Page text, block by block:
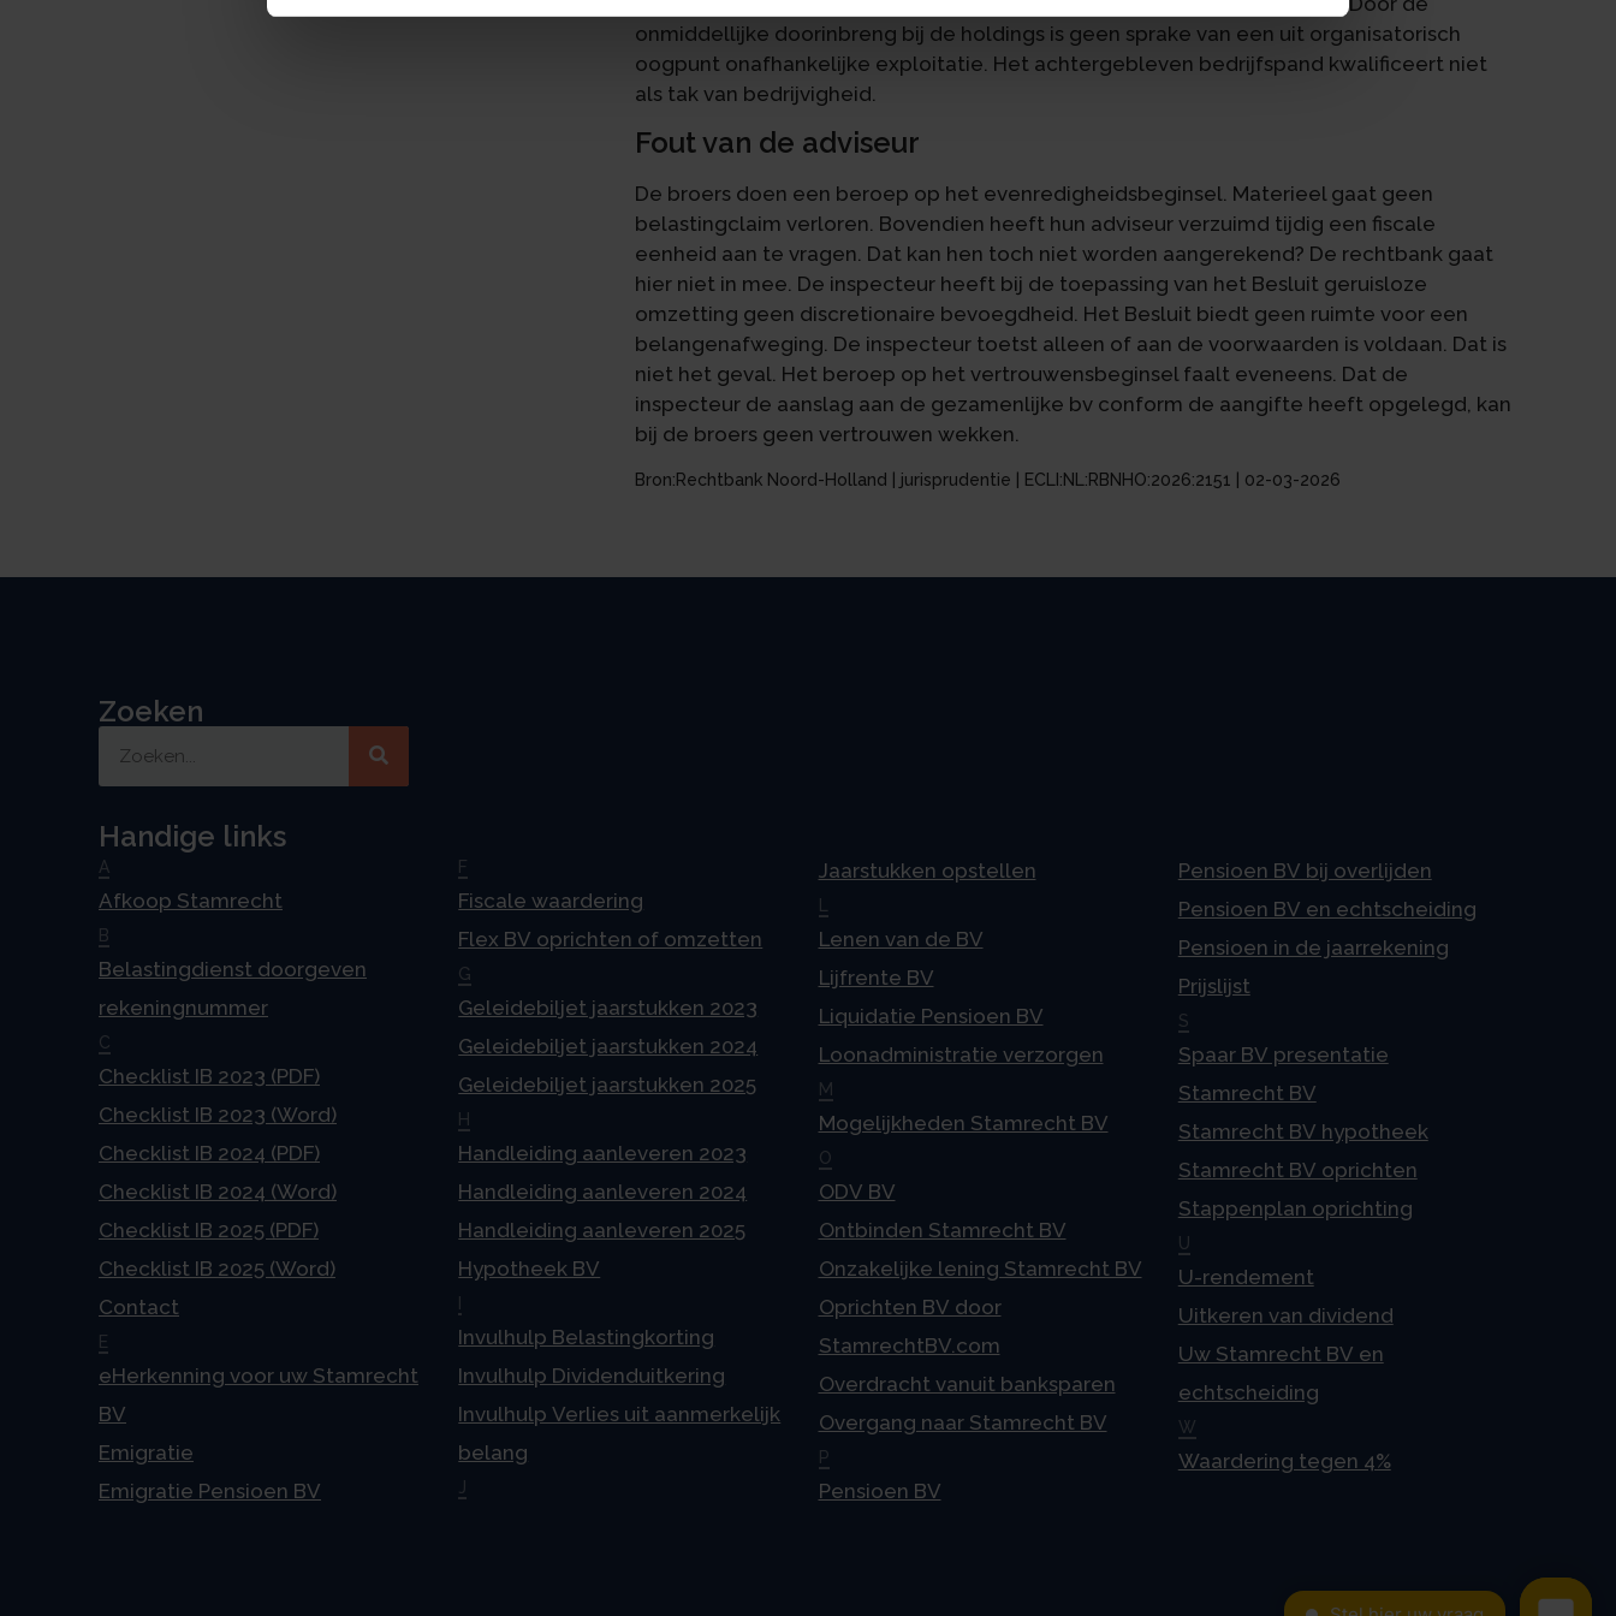
onmiddellijke doorinbreng bij de holdings is geen sprake van een uit organisatorisch
oogpunt onafhankelijke exploitatie. Het achtergebleven bedrijfspand kwalificeert niet
als tak van bedrijvigheid.
Fout van de adviseur
De broers doen een beroep op het evenredigheidsbeginsel. Materieel gaat geen
belastingclaim verloren. Bovendien heeft hun adviseur verzuimd tijdig een fiscale
eenheid aan te vragen. Dat kan hen toch niet worden aangerekend? De rechtbank gaat
hier niet in mee. De inspecteur heeft bij de toepassing van het Besluit geruisloze
omzetting geen discretionaire bevoegdheid. Het Besluit biedt geen ruimte voor een
belangenafweging. De inspecteur toetst alleen of aan de voorwaarden is voldaan. Dat is
niet het geval. Het beroep op het vertrouwensbeginsel faalt eveneens. Dat de
inspecteur de aanslag aan de gezamenlijke bv conform de aangifte heeft opgelegd, kan
bij de broers geen vertrouwen wekken.
Bron:Rechtbank Noord-Holland | jurisprudentie | ECLI:NL:RBNHO:2026:2151 | 02-03-2026
Zoeken
Handige links
A
Afkoop Stamrecht
B
Belastingdienst doorgeven
rekeningnummer
C
Checklist IB 2023 (PDF)
Checklist IB 2023 (Word)
Checklist IB 2024 (PDF)
Checklist IB 2024 (Word)
Checklist IB 2025 (PDF)
Checklist IB 2025 (Word)
Contact
E
eHerkenning voor uw Stamrecht
BV
Emigratie
Emigratie Pensioen BV
F
Fiscale waardering
Flex BV oprichten of omzetten
G
Geleidebiljet jaarstukken 2023
Geleidebiljet jaarstukken 2024
Geleidebiljet jaarstukken 2025
H
Handleiding aanleveren 2023
Handleiding aanleveren 2024
Handleiding aanleveren 2025
Hypotheek BV
Invulhulp Belastingkorting
Invulhulp Dividenduitkering
Invulhulp Verlies uit aanmerkelijk
belang
Jaarstukken opstellen
Lenen van de BV
Lijfrente BV
Liquidatie Pensioen BV
Loonadministratie verzorgen
M
Mogelijkheden Stamrecht BV
O
ODV BV
Ontbinden Stamrecht BV
Onzakelijke lening Stamrecht BV
Oprichten BV door
StamrechtBV.com
Overdracht vanuit banksparen
Overgang naar Stamrecht BV
P
Pensioen BV
Pensioen BV bij overlijden
Pensioen BV en echtscheiding
Pensioen in de jaarrekening
Prijslijst
S
Spaar BV presentatie
Stamrecht BV
Stamrecht BV hypotheek
Stamrecht BV oprichten
Stappenplan oprichting
U
U-rendement
Uitkeren van dividend
Uw Stamrecht BV en
echtscheiding
W
Waardering tegen 4%